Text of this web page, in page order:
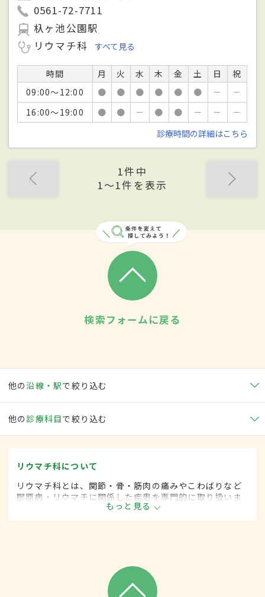
0561-72-7711
杁ヶ池公園駅
リウマチ科
すべて見る
時間 月 火 水 木 金 土 日
祝
09:00～12:00
● ● ● ● ● ● －
－
16:00～19:00
● ● － ● ● － －
－
診療時間の詳細はこちら
1件中
1〜1件を表示
検索フォームに戻る
他の沿線・駅で絞り込む
他の 診療科目で絞り込む
リウマチ科について
リウマチ科とは、関節・骨・筋肉の痛みやこわばりなど
膠原病・リウマチに関係した疾患を専門的に取り扱いま
もっと見る